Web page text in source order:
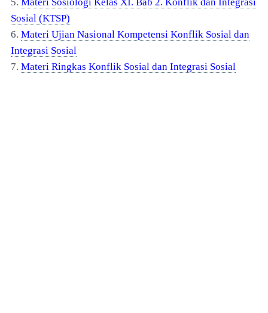
Sosial (KTSP)
6. Materi Ujian Nasional Kompetensi Konflik Sosial dan
Integrasi Sosial
7. Materi Ringkas Konflik Sosial dan Integrasi Sosial